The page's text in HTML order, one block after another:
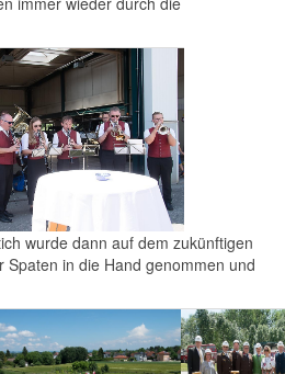
wurde dann auf dem zukünftigen
Spaten in die Hand genommen und